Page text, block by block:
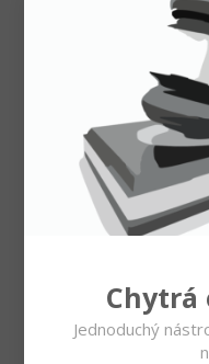
Chytrá
Jednoduchý